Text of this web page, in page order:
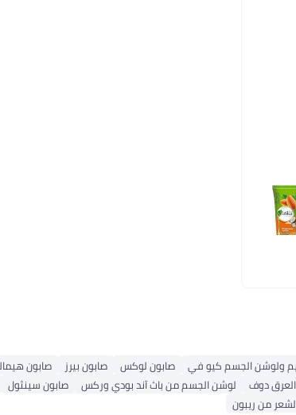
ولوشن الجسم كيو في صابون لوكس صابون بيرز صابون
دوف لوشن الجسم من باث آند بودي وركس صابون سينثول
من ريبون